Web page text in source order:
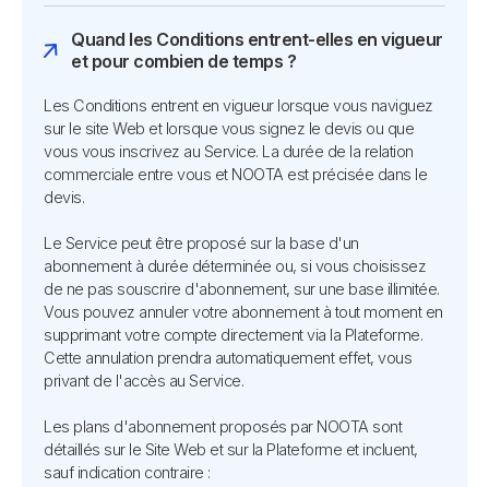
Quand les Conditions entrent-elles en vigueur
et pour combien de temps ?
Les Conditions entrent en vigueur lorsque vous naviguez
sur le site Web et lorsque vous signez le devis ou que
vous vous inscrivez au Service. La durée de la relation
commerciale entre vous et NOOTA est précisée dans le
devis.
Le Service peut être proposé sur la base d'un
abonnement à durée déterminée ou, si vous choisissez
de ne pas souscrire d'abonnement, sur une base illimitée.
Vous pouvez annuler votre abonnement à tout moment en
supprimant votre compte directement via la Plateforme.
Cette annulation prendra automatiquement effet, vous
privant de l'accès au Service.
Les plans d'abonnement proposés par NOOTA sont
détaillés sur le Site Web et sur la Plateforme et incluent,
sauf indication contraire :